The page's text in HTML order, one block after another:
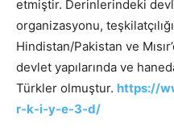
etmiştir. Derinlerindeki
organizasyonu,
Hindistan/Pakistan ve
devlet yapılarında ve
Türkler olmuştur. https://
r-k-i-y-e-3-d/